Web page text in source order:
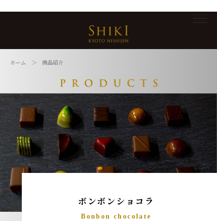
ホーム ＞ 商品紹介
ボンボンショコラ
Bonbon chocolate